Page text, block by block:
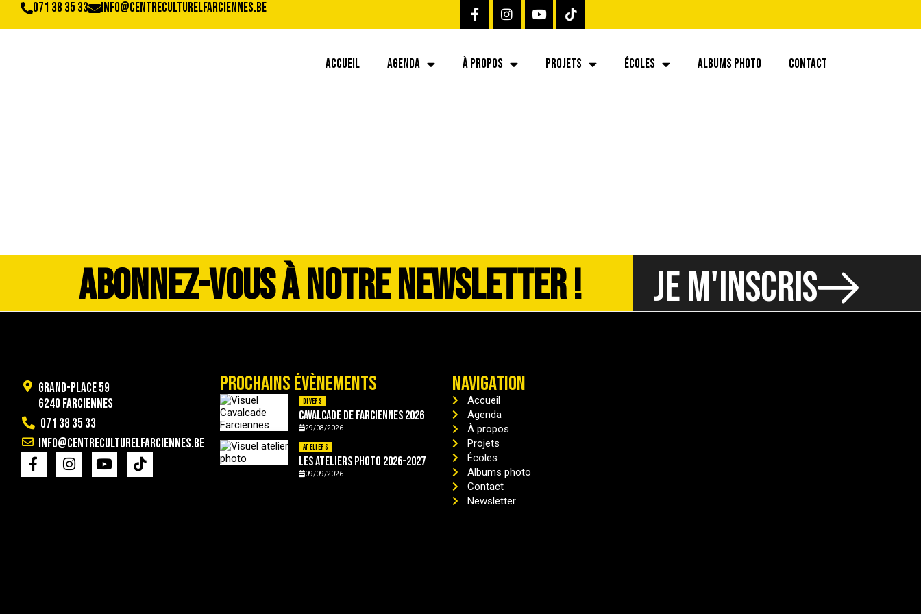
071 38 35 33 info@centreculturelfarciennes.be
ACCUEIL AGENDA À PROPOS PROJETS ÉCOLES ALBUMS PHOTO CONTACT
ABONNEZ-VOUS À NOTRE NEWSLETTER ! JE M'INSCRIS
Grand-Place 59
6240 Farciennes
071 38 35 33
info@centreculturelfarciennes.be
PROCHAINS ÉVÈNEMENTS
Divers
Cavalcade de Farciennes 2026
29/08/2026
Ateliers
Les ateliers photo 2026-2027
09/09/2026
NAVIGATION
Accueil
Agenda
À propos
Projets
Écoles
Albums photo
Contact
Newsletter